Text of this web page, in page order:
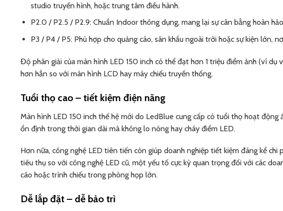
studio truyền hình, hoặc trung tâm điều hành.
P2.0 / P2.5 / P2.9: Chuẩn Indoor thông dụng, mang lại sự cân bằng hoàn
P3 / P4 / P5: Phù hợp cho quảng cáo, sân khấu ngoài trời hoặc sự kiện lớn,
Độ phân giải của màn hình LED 150 inch có thể đạt hơn 1 triệu điểm ảnh (ví dụ
hơn hẳn so với màn hình LCD hay máy chiếu truyền thống.
Tuổi thọ cao – tiết kiệm điện năng
Màn hình LED 150 inch thế hệ mới do LedBlue cung cấp có tuổi thọ hoạt
ổn định trong thời gian dài mà không lo nóng hay cháy điểm LED.
Hơn nữa, công nghệ LED tiên tiến còn giúp doanh nghiệp tiết kiệm đáng kể
tiêu thụ so với công nghệ LED cũ, một yếu tố cực kỳ quan trọng đối với các
cáo hoặc trình chiếu trong phòng họp lớn.
Dễ lắp đặt – dễ bảo trì